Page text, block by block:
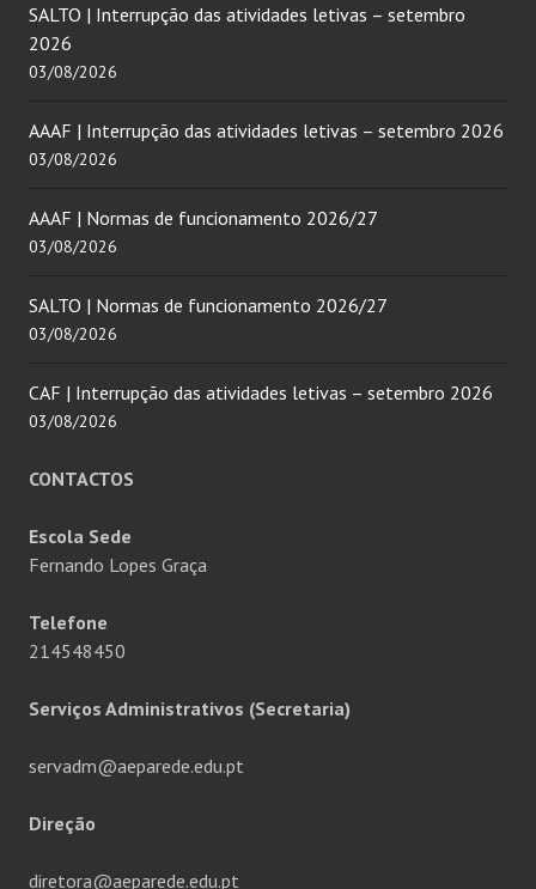
SALTO | Interrupção das atividades letivas – setembro
2026
03/08/2026
AAAF | Interrupção das atividades letivas – setembro 2026
03/08/2026
AAAF | Normas de funcionamento 2026/27
03/08/2026
SALTO | Normas de funcionamento 2026/27
03/08/2026
CAF | Interrupção das atividades letivas – setembro 2026
03/08/2026
CONTACTOS
Escola Sede
Fernando Lopes Graça
Telefone
214548450
Serviços Administrativos (Secretaria)
servadm@aeparede.edu.pt
Direção
diretora@aeparede.edu.pt